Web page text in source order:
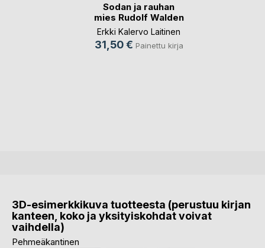
Sodan ja rauhan
mies Rudolf Walden
Erkki Kalervo Laitinen
31,50 € Painettu kirja
3D-esimerkkikuva tuotteesta (perustuu kirjan
kanteen, koko ja yksityiskohdat voivat
vaihdella)
Pehmeäkantinen